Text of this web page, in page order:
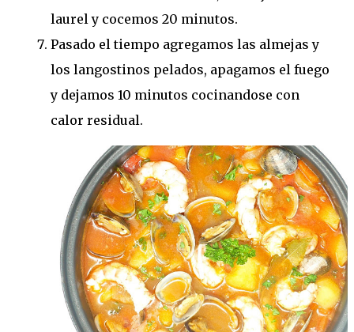
laurel y cocemos 20 minutos.
Pasado el tiempo agregamos las almejas y
los langostinos pelados, apagamos el fuego
y dejamos 10 minutos cocinandose con
calor residual.